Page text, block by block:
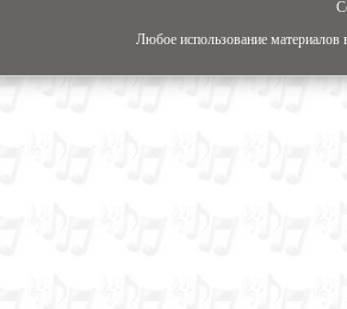
Любое использование материалов